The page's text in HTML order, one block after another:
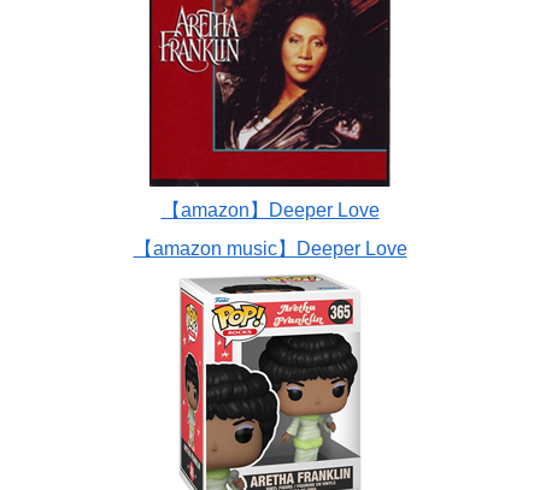
【amazon】Deeper Love
【amazon music】Deeper Love